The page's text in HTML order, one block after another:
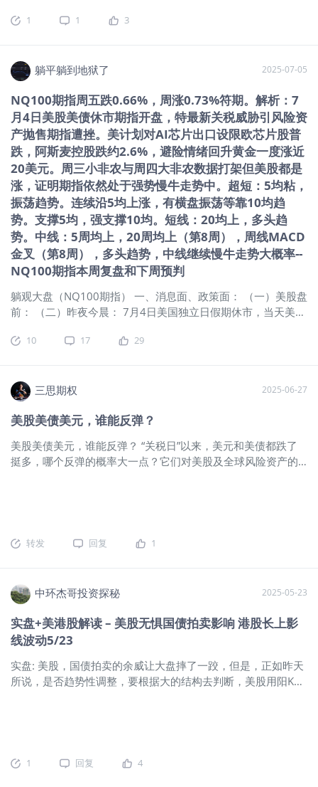
定性，但麻烦来了：联邦政府关门从10
是明确的宽松信号，会直接推高成长股
进一步讨论“缩表节奏”。目前美联储资产
负债表从高峰的8.9万亿美元降至7.1万
亿，但缩表步伐正在放缓。若联储暗示
明年上半年可能结束缩表，那意味着市
场流动性将再获释放，对债市和成长股
都是正面催化。 换句话说，降息本身已
无悬念，真正决定方向的，是流动性和
长期利率预期的再锚定。 M7财报：AI
红利兑现，估值能否继续撑住 这周的财
报阵容堪称“地表最强”：微软、谷歌、
Meta、亚马逊、苹果——M7中有五家
同日登场，占标普500总市值的四分之
一。这几乎是
进而压低潜在经济增速与均衡利率（r*）。 美债收益率与联邦
金利率低谷与 10 年期美债收益率） 若联邦基金利率低谷回落
至 2.69% 以下，10 年期美债收益率有望跌破 4%。 （市场隐含
联邦基金利率低谷与 10 年期美债收益率拟合关系） 此外，美
国财政赤字预期改善也为美债提供支撑。美国国会预算办公室
（CBO）最新预测显示，2025-2035 年关税调整将使联邦赤字
减少 4 万亿美元（高于 6 月预测的 3 万
跌破86美元，需按行权价接货。策略优
险。 策略背景 TLT基本面与技术面 价格
表现：截至2025-07-09，TLT最新价格
为86.65美元，高于行权价86美元（轻
度虚值状态）。近一周价格在85.44-
88.14美元区间震荡，短期技术面显示
86美元附近存在支撑。 波动率环境：
隐含波动率（IV）：当前为13.59%，处
于历史6%分位，期权定价偏低，卖方获
取权利金的成本优势显著。 历史波动率
（HV）：11.31%，低于IV，反映实际波
动风险低于市场预期。 资金流向与市场
情绪 近期资金连续净流入，7月9日主力
资金净流入3821万美元，显示市场情绪
偏向乐观。卖空比例（0.2855）较前一
交易日略有上升，但低于市场平均水
平，空头压力可控。 宏观风险因素 美债
市场动态：近期机构减持美债迹象明
需关注流动性变化对TLT价格的潜在冲
性或限制美债短期上涨空间，但尚未形
风险 若TLT跌破86美元，卖方需承担按
行权价接货的损失，需关注下方支撑位
（如85.44美元近期低点）。隐含波动率
虽低，但若突发事件（如美联储政策转
需警惕Gamma风险（价格快速波动导致
1 1 3
躺平躺到地狱了 2025-07-05
NQ100期指周五跌0.66%，周涨0.73%符期。解析：7
月4日美股美债休市期指开盘，特最新关税威胁引风险资
产抛售期指遭挫。美计划对AI芯片出口设限欧芯片股普
跌，阿斯麦控股跌约2.6%，避险情绪回升黄金一度涨近
20美元。周三小非农与周四大非农数据打架但美股都是
涨，证明期指依然处于强势慢牛走势中。超短：5均粘，
振荡趋势。连续沿5均上涨，有横盘振荡等靠10均趋
势。支撑5均，强支撑10均。短线：20均上，多头趋
势。中线：5周均上，20周均上（第8周），周线MACD
金叉（第8周），多头趋势，中线继续慢牛走势大概率--
NQ100期指本周复盘和下周预判
躺观大盘（NQ100期指） 一、消息面、政策面： （一）美股盘
前： （二）昨夜今晨： 7月4日美国独立日假期休市，当天美股
产抛售，美国股指期货遭挫，欧洲各国股指普跌。美国计划对
非农提振，标普、纳指再创新高！英伟达市值接近4万亿美元，
Datadog涨近15%。美国劳工部周四公布数据显示，6月非农就
业人数增加14.7万，失业率为4.1%，均好于市场预期。经济学
的就业数据打压了美联储降息预期，但也缓解了市场对经济放
缓的担忧，提振了投资者信心。 （三）国际宏观：周四美众议
入市，再买入127.56亿港元。报道：OPEC+讨论8月增产石油
趋势。 短线：20日均上，20均向上，短线多头趋势。 中线：5
周均上，20周均上（第8周），20周均走平趋势，中期多头趋
势。 长线：5月均上（5月12日首次站上），20月均上（4月盘
中破20月均），长期多头趋势。25年6月涨跌幅：+7.01%。
macd：周五日线金叉第7天，周线金叉（第8周）、月金叉（第
2月）。（经验：日线金叉，20均上，20均走平或向上大概率
10 17 29
三思期权 2025-06-27
美股美债美元，谁能反弹？
美股美债美元，谁能反弹？ “关税日”以来，美元和美债都跌了
挺多，哪个反弹的概率大一点？它们对美股及全球风险资产的
降。 图：FOMC会以后的最新点阵图 另外，“看守主席”鲍威尔
拉克在FOMC之后的采访中表示，美债收益率曲线陡峭（短稳长
升）的趋势还将持续。 如果只看现有的数据，日内瓦会谈后的
一系列美国经济数据有点像“金发女孩”的情景：就业数据强劲，
通胀则轻微走低。从物价来看，无论是PPI还是CPI都好于预
期，且出口方价格现已进入负值区间（下图），这表明至少目
前，亚洲的一些重商主义国家正在部分吸收关税带来的输入成
本影响，这显然是一个积极信号。另外，尽管面临25%的关税
（S&P Global）发布的美国PMI报告（涵盖服务业与制造业）
转发 回复 1
中环杰哥投资探秘 2025-05-23
实盘+美港股解读 – 美股无惧国债拍卖影响 港股长上影
线波动5/23
实盘: 美股，国债拍卖的余威让大盘摔了一跤，但是，正如昨天
所说，是否趋势性调整，要根据大的结构去判断，美股用阳K线
有逻辑暂时没有改变。 $标普500$ 下跌阳线，等待大盘自己的
1 回复 4